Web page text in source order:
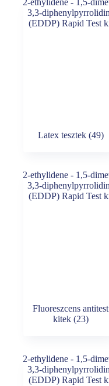
Latex tesztek (49)
Fluoreszcens antitest
kitek (23)